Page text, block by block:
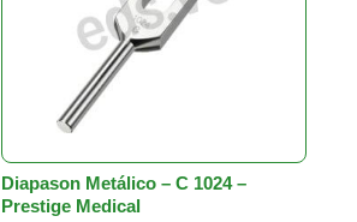
Diapason Metálico – C 1024 –
Prestige Medical